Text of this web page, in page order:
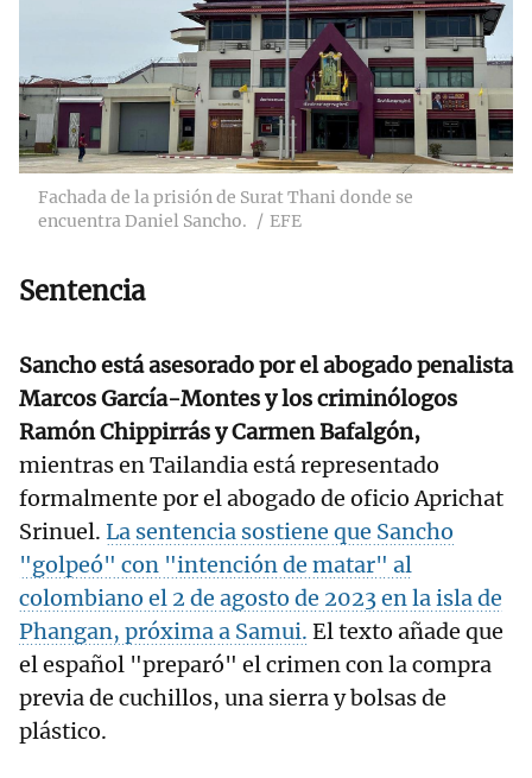
Fachada de la prisión de Surat Thani donde se
encuentra Daniel Sancho.
EFE
Sentencia
Sancho está asesorado por el abogado penalista
Marcos García-Montes y los criminólogos
Ramón Chippirrás y Carmen Bafalgón,
mientras en Tailandia está representado
formalmente por el abogado de oficio Aprichat
Srinuel. La sentencia sostiene que Sancho
"golpeó" con "intención de matar" al
colombiano el 2 de agosto de 2023 en la isla de
Phangan, próxima a Samui. El texto añade que
el español "preparó" el crimen con la compra
previa de cuchillos, una sierra y bolsas de
plástico.